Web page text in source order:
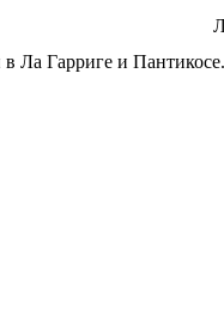
Ла Гарриге и